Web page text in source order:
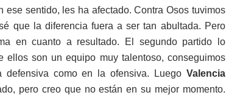
ese sentido, les ha afectado. Contra Osos tuvimos
que la diferencia fuera a ser tan abultada. Pero
en cuanto a resultado. El segundo partido lo
ellos son un equipo muy talentoso, conseguimos
como en la ofensiva. Luego Valencia
pero creo que no están en su mejor momento.